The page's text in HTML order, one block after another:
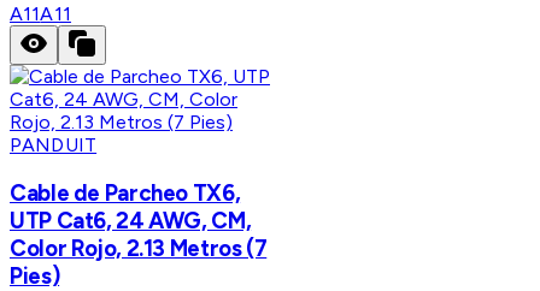
A11A11
PANDUIT
Cable de Parcheo TX6,
UTP Cat6, 24 AWG, CM,
Color Rojo, 2.13 Metros (7
Pies)